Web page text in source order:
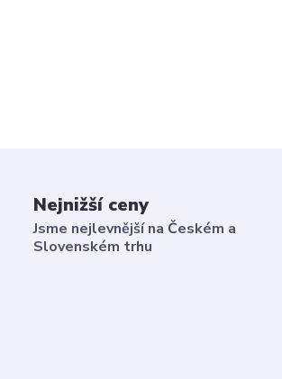
Nejnižší ceny
Jsme nejlevnější na Českém a
Slovenském trhu